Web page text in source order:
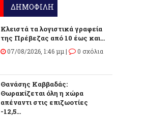
ΔΗΜΟΦΙΛΗ
Κλειστά τα λογιστικά γραφεία
της Πρέβεζας από 10 έως και...
07/08/2026, 1:46 μμ | 0 σχόλια
Θανάσης Καββαδάς:
Θωρακίζεται όλη η χώρα
απέναντι στις επιζωοτίες
-12,5...